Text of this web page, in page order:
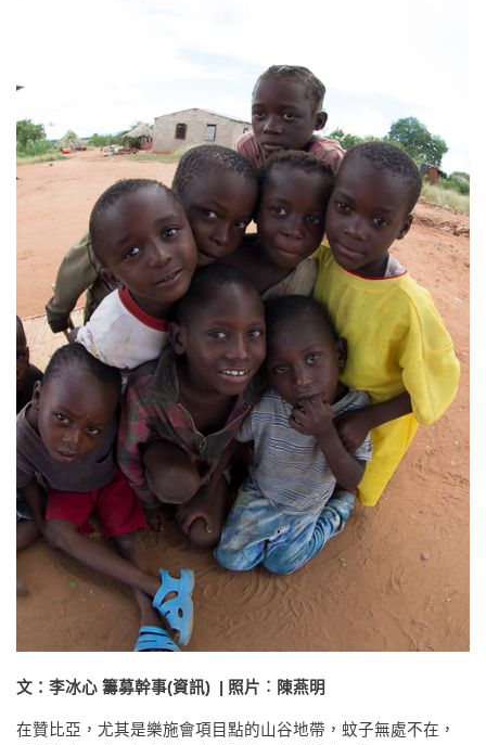
文：李冰心 籌募幹事(資訊) | 照片︰陳燕明
在贊比亞，尤其是樂施會項目點的山谷地帶，蚊子無處不在，